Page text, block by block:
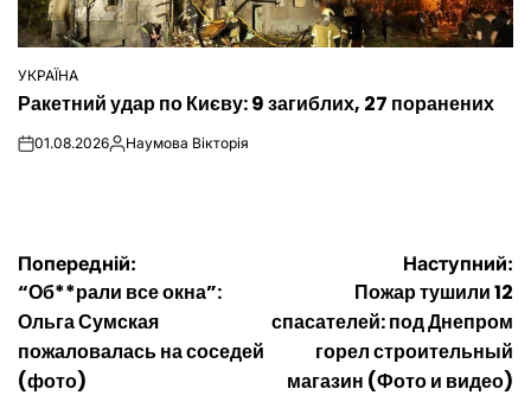
ОПУБЛІКУВАТИ
У
УКРАЇНА
Ракетний удар по Києву: 9 загиблих, 27 поранених
on01.08.2026Опубліковано
Наумова Вікторія
Навігація
записів
Попередній:
“Об**рали все окна”:
Ольга Сумская
пожаловалась на соседей
(фото)
Наступний:
Пожар тушили 12
спасателей: под Днепром
горел строительный
магазин (Фото и видео)